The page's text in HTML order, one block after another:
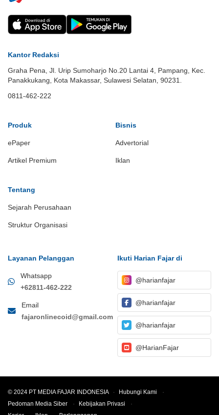
Kantor Redaksi
Graha Pena, Jl. Urip Sumoharjo No.20 Lantai 4, Pampang, Kec.
Panakkukang, Kota Makassar, Sulawesi Selatan, 90231.
0811-462-222
Produk
ePaper
Artikel Premium
Bisnis
Advertorial
Iklan
Tentang
Sejarah Perusahaan
Struktur Organisasi
Layanan Pelanggan
Whatsapp
+62811-462-222
Email
fajaronlinecoid@gmail.com
Ikuti Harian Fajar di
@harianfajar
@harianfajar
@harianfajar
@HarianFajar
© 2024 PT MEDIA FAJAR INDONESIA · Hubungi Kami
·
Pedoman Media Siber
· Kebijakan Privasi
·